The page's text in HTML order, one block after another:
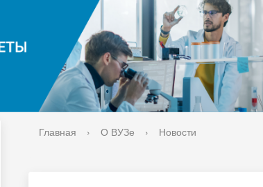
Спорт-норма жизни
Попечительский совет
Главная › О ВУЗе › Новости